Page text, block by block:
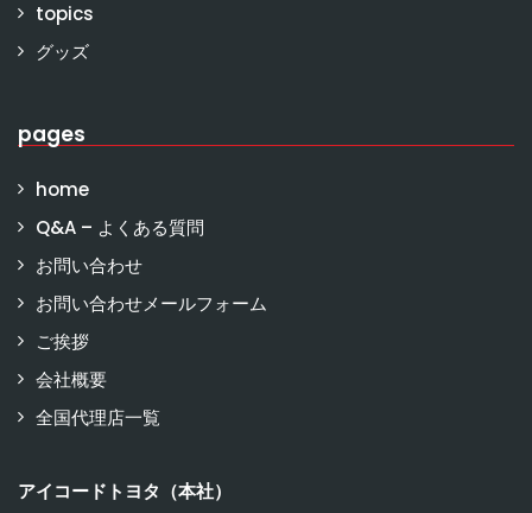
topics
グッズ
pages
home
Q&A – よくある質問
お問い合わせ
お問い合わせメールフォーム
ご挨拶
会社概要
全国代理店一覧
アイコードトヨタ（本社）